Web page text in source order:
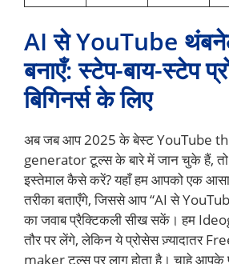
AI से YouTube
बनाएँ: स्टेप-बाय-स्टेप
बिगिनर्स के लिए
अब जब आप 2025 के बेस्ट YouTube
generator टूल्स के बारे में जान चुके हैं, तो
इस्तेमाल कैसे करें? यहाँ हम आपको एक
तरीका बताएँगे, जिससे आप “AI से
का जवाब प्रैक्टिकली सीख सकें। हम
तौर पर लेंगे, लेकिन ये प्रोसेस ज़्यादातर
maker टूल्स पर लागू होता है। चाहे आपके